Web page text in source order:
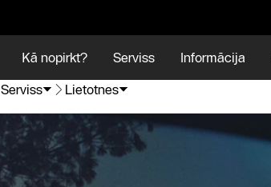
Kā nopirkt? Serviss Informācija
Serviss Lietotnes